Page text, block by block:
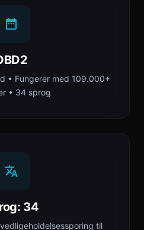
• Fungerer med 109.000+
• 34 sprog
34
til